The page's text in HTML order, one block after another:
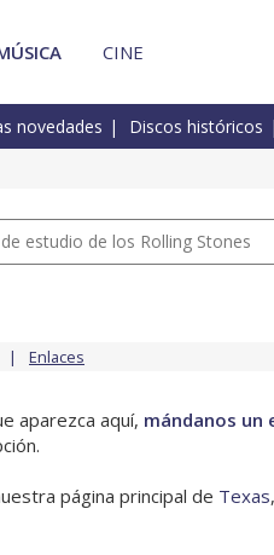
CINE
novedades Discos históricos
estudio de los Rolling Stones
Enlaces
aparezca aquí, mándanos un
página principal de Texas